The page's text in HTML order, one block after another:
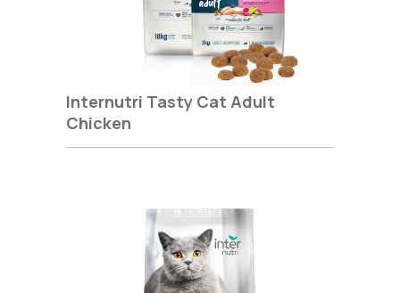
Internutri Tasty Cat Adult
Chicken